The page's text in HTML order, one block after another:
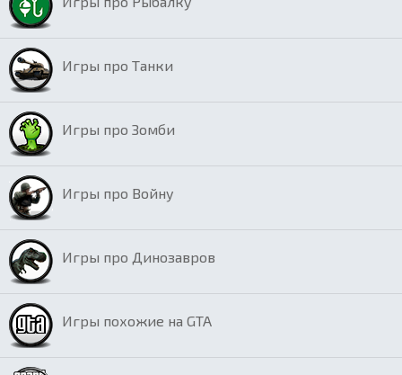
Игры про Танки
Игры про Зомби
Игры про Войну
Игры про Динозавров
Игры похожие на GTA